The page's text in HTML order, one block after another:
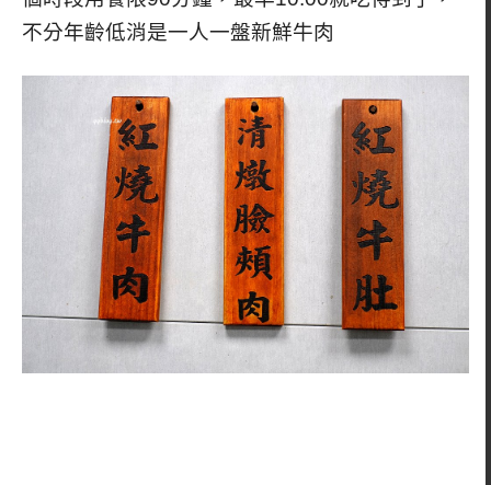
不分年齡低消是一人一盤新鮮牛肉